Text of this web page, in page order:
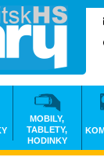
MOBILY,
TABLETY,
HODINKY